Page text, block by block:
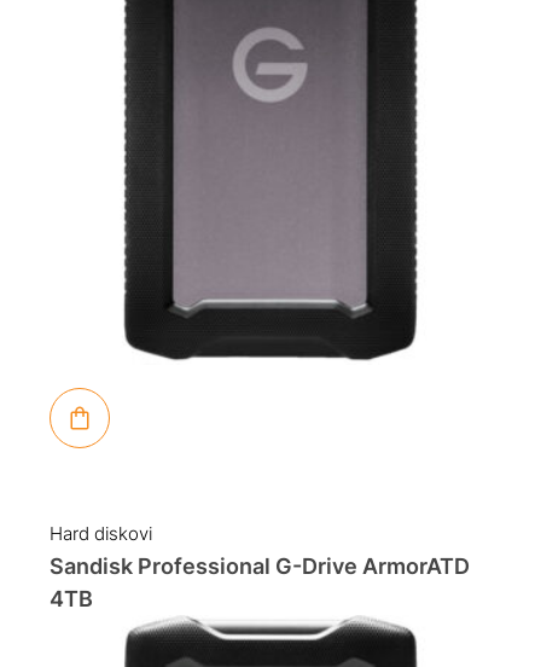
Hard diskovi
Sandisk Professional G-Drive ArmorATD
4TB